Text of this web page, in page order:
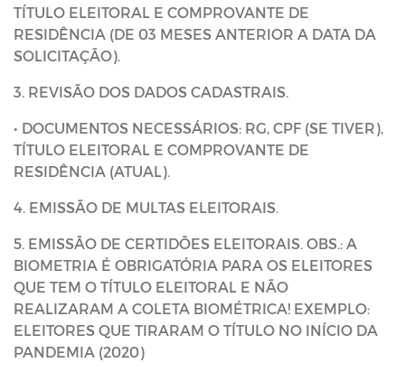
TÍTULO ELEITORAL E COMPROVANTE DE
RESIDÊNCIA (DE 03 MESES ANTERIOR A DATA DA
SOLICITAÇÃO).
3. REVISÃO DOS DADOS CADASTRAIS.
• DOCUMENTOS NECESSÁRIOS: RG, CPF (SE TIVER),
TÍTULO ELEITORAL E COMPROVANTE DE
RESIDÊNCIA (ATUAL).
4. EMISSÃO DE MULTAS ELEITORAIS.
5. EMISSÃO DE CERTIDÕES ELEITORAIS. OBS.: A
BIOMETRIA É OBRIGATÓRIA PARA OS ELEITORES
QUE TEM O TÍTULO ELEITORAL E NÃO
REALIZARAM A COLETA BIOMÉTRICA! EXEMPLO:
ELEITORES QUE TIRARAM O TÍTULO NO INÍCIO DA
PANDEMIA (2020)